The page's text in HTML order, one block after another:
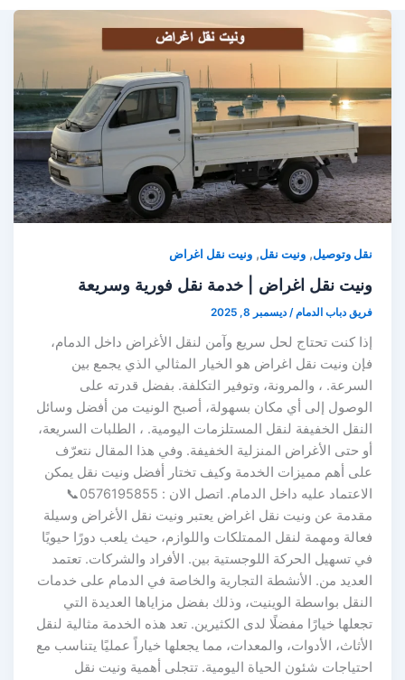
نقل وتوصيل, ونيت نقل, ونيت نقل اغراض
ونيت نقل اغراض | خدمة نقل فورية وسريعة
فريق دباب الدمام/ديسمبر 8, 2025
إذا كنت تحتاج لحل سريع وآمن لنقل الأغراض داخل الدمام،
فإن ونيت نقل اغراض هو الخيار المثالي الذي يجمع بين
السرعة. ، والمرونة، وتوفير التكلفة. بفضل قدرته على
الوصول إلى أي مكان بسهولة، أصبح الونيت من أفضل وسائل
النقل الخفيفة لنقل المستلزمات اليومية. ، الطلبات السريعة،
أو حتى الأغراض المنزلية الخفيفة. وفي هذا المقال نتعرّف
على أهم مميزات الخدمة وكيف تختار أفضل ونيت نقل يمكن
الاعتماد عليه داخل الدمام. اتصل الان : 0576195855📞
مقدمة عن ونيت نقل اغراض يعتبر ونيت نقل الأغراض وسيلة
فعالة ومهمة لنقل الممتلكات واللوازم، حيث يلعب دورًا حيويًا
في تسهيل الحركة اللوجستية بين. الأفراد والشركات. تعتمد
العديد من. الأنشطة التجارية والخاصة في الدمام على خدمات
النقل بواسطة الوينيت، وذلك بفضل مزاياها العديدة التي
تجعلها خيارًا مفضلًا لدى الكثيرين. تعد هذه الخدمة مثالية لنقل
الأثاث، الأدوات، والمعدات، مما يجعلها خياراً عمليًا يتناسب مع
احتياجات شئون الحياة اليومية. تتجلى أهمية ونيت نقل